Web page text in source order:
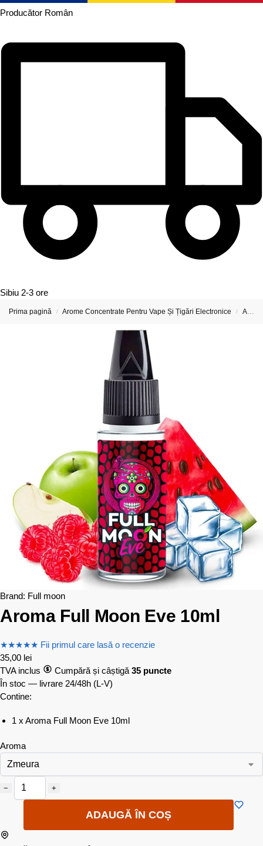
Producător Român
Sibiu 2-3 ore
Prima pagină / Arome Concentrate Pentru Vape Și Țigări Electronice / Arome Concentrate Full Moon
Brand: Full moon
Aroma Full Moon Eve 10ml
★★★★★ Fii primul care lasă o recenzie
35,00 lei
TVA inclus
Cumpără și câștigă 35 puncte
În stoc — livrare 24/48h (L-V)
Contine:
1 x Aroma Full Moon Eve 10ml
Aroma
− +
ADAUGĂ ÎN COȘ